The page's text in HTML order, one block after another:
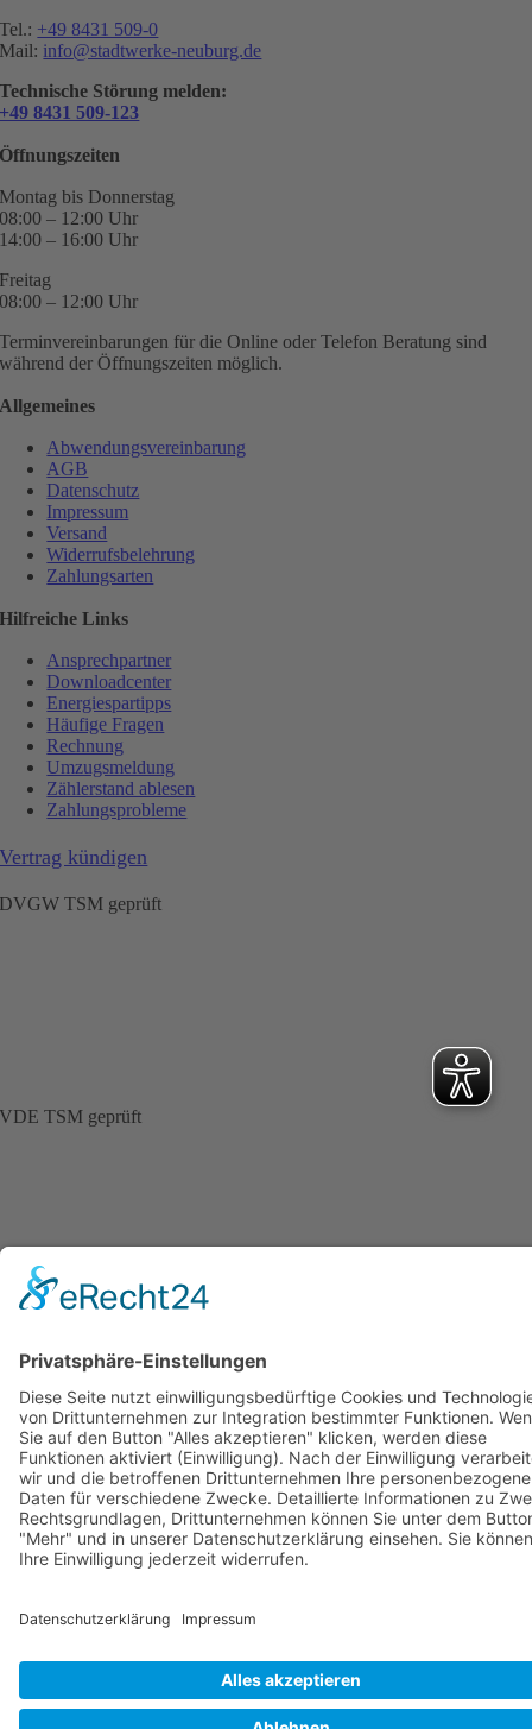
Tel.: +49 8431 509-0
Mail: info@stadtwerke-neuburg.de
Technische Störung melden:
+49 8431 509-123
Öffnungszeiten
Montag bis Donnerstag
08:00 – 12:00 Uhr
14:00 – 16:00 Uhr
Freitag
08:00 – 12:00 Uhr
Terminvereinbarungen für die Online oder Telefon Beratung sind
während der Öffnungszeiten möglich.
Allgemeines
Abwendungsvereinbarung
AGB
Datenschutz
Impressum
Versand
Widerrufsbelehrung
Zahlungsarten
Hilfreiche Links
Ansprechpartner
Downloadcenter
Energiespartipps
Häufige Fragen
Rechnung
Umzugsmeldung
Zählerstand ablesen
Zahlungsprobleme
Vertrag kündigen
DVGW TSM geprüft
VDE TSM geprüft
Page load link
Nach oben